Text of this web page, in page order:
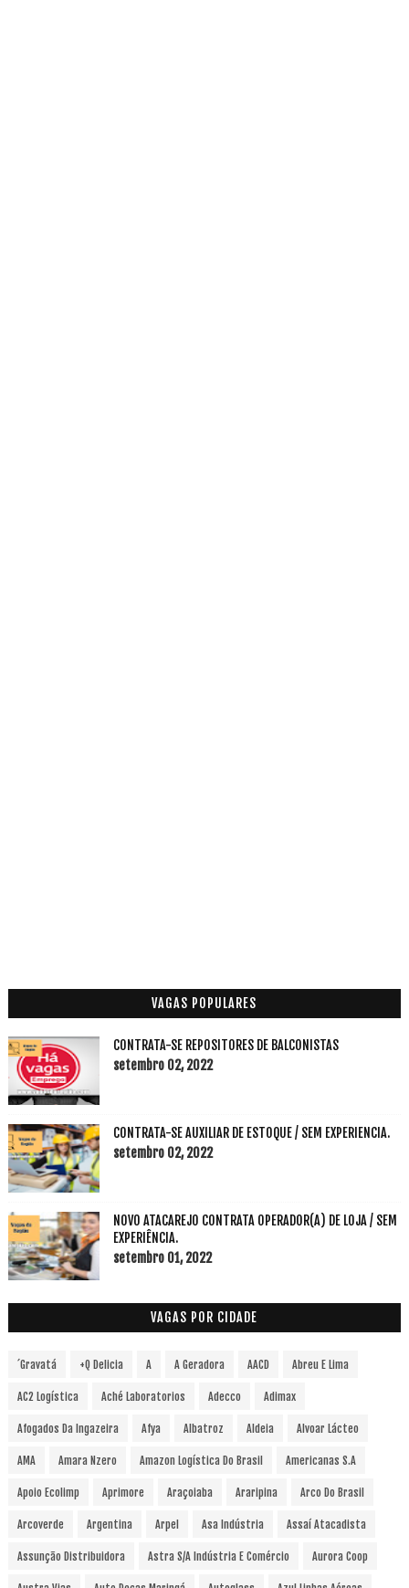
VAGAS POPULARES
CONTRATA-SE REPOSITORES DE BALCONISTAS
setembro 02, 2022
CONTRATA-SE AUXILIAR DE ESTOQUE / SEM EXPERIENCIA.
setembro 02, 2022
NOVO ATACAREJO CONTRATA OPERADOR(A) DE LOJA / SEM
EXPERIÊNCIA.
setembro 01, 2022
VAGAS POR CIDADE
´Gravatá +Q Delicia A A Geradora AACD Abreu E Lima
AC2 Logística Aché Laboratorios Adecco Adimax
Afogados Da Ingazeira Afya Albatroz Aldeia Alvoar Lácteo
AMA Amara Nzero Amazon Logística Do Brasil Americanas S.A
Apoio Ecolimp Aprimore Araçoiaba Araripina Arco Do Brasil
Arcoverde Argentina Arpel Asa Indústria Assaí Atacadista
Assunção Distribuidora Astra S/A Indústria E Comércio Aurora Coop